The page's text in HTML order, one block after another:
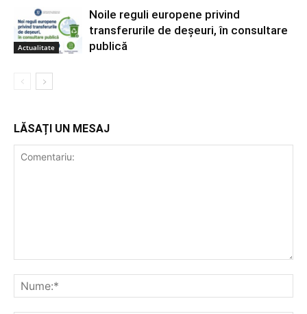
Actualitate
Noile reguli europene privind
transferurile de deșeuri, în consultare
publică
LĂSAȚI UN MESAJ